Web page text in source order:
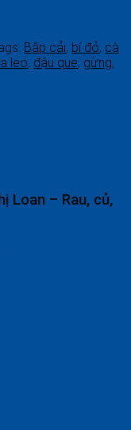
Bắp cải, bí đỏ, cà
leo, đậu que, gừng,
Loan – Rau, củ,